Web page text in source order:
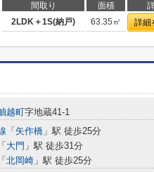
間取り 面積
2LDK＋1S(納戸) 63.35㎡ 詳細
越町字地蔵41-1
「 矢作橋 」駅 徒歩25分
「 大門 」駅 徒歩31分
「 北岡崎 」駅 徒歩25分